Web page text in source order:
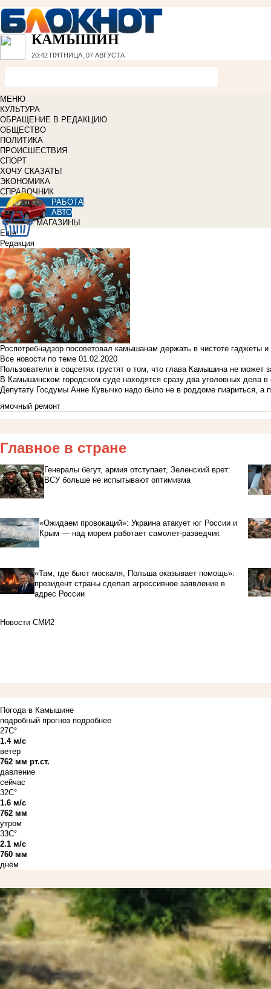
КАМЫШИН
20:42 ПЯТНИЦА, 07 АВГУСТА
МЕНЮ
КУЛЬТУРА
ОБРАЩЕНИЕ В РЕДАКЦИЮ
ОБЩЕСТВО
ПОЛИТИКА
ПРОИСШЕСТВИЯ
СПОРТ
ХОЧУ СКАЗАТЬ!
ЭКОНОМИКА
СПРАВОЧНИК
РАБОТА
АВТО
МАГАЗИНЫ
Еще
Редакция
Роспотребнадзор посоветовал камышанам держать в чистоте гаджеты
Все новости по теме 01.02.2020
Пользователи в соцсетях грустят о том, что глава Камышина не может
В Камышинском городском суде находятся сразу два уголовных дела
Депутату Госдумы Анне Кувычко надо было не в роддоме пиариться, а
ямочный ремонт
Главное в стране
Генералы бегут, армия отступает, Зеленский врет:
ВСУ больше не испытывают оптимизма
«Ожидаем провокаций»: Украина атакует юг России и
Крым — над морем работает самолет-разведчик
«Там, где бьют москаля, Польша оказывает помощь»:
президент страны сделал агрессивное заявление в
адрес России
Новости СМИ2
Погода в Камышине
подробный прогноз подробнее
27C°
1.4 м/с
ветер
762 мм рт.ст.
давление
сейчас
32C°
1.6 м/с
762 мм
утром
33C°
2.1 м/с
760 мм
днём